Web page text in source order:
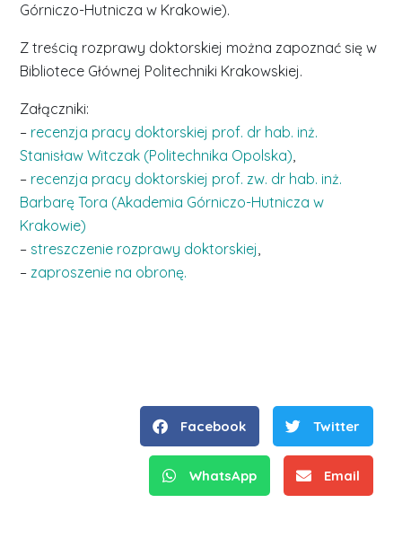
Górniczo-Hutnicza w Krakowie).
Z treścią rozprawy doktorskiej można zapoznać się w
Bibliotece Głównej Politechniki Krakowskiej.
Załączniki:
– recenzja pracy doktorskiej prof. dr hab. inż.
Stanisław Witczak (Politechnika Opolska),
– recenzja pracy doktorskiej prof. zw. dr hab. inż.
Barbarę Tora (Akademia Górniczo-Hutnicza w
Krakowie)
– streszczenie rozprawy doktorskiej,
–zaproszenie na obronę.
Facebook Twitter
WhatsApp Email